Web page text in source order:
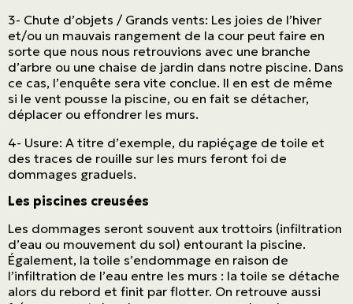
3- Chute d’objets / Grands vents: Les joies de l’hiver
et/ou un mauvais rangement de la cour peut faire en
sorte que nous nous retrouvions avec une branche
d’arbre ou une chaise de jardin dans notre piscine. Dans
ce cas, l’enquête sera vite conclue. Il en est de même
si le vent pousse la piscine, ou en fait se détacher,
déplacer ou effondrer les murs.
4- Usure: A titre d’exemple, du rapiéçage de toile et
des traces de rouille sur les murs feront foi de
dommages graduels.
Les piscines creusées
Les dommages seront souvent aux trottoirs (infiltration
d’eau ou mouvement du sol) entourant la piscine.
Également, la toile s’endommage en raison de
l’infiltration de l’eau entre les murs : la toile se détache
alors du rebord et finit par flotter. On retrouve aussi